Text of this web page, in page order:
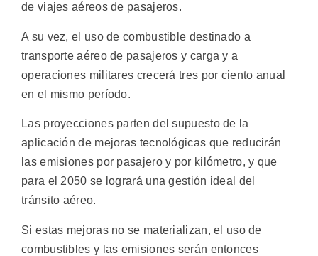
de viajes aéreos de pasajeros.
A su vez, el uso de combustible destinado a
transporte aéreo de pasajeros y carga y a
operaciones militares crecerá tres por ciento anual
en el mismo período.
Las proyecciones parten del supuesto de la
aplicación de mejoras tecnológicas que reducirán
las emisiones por pasajero y por kilómetro, y que
para el 2050 se logrará una gestión ideal del
tránsito aéreo.
Si estas mejoras no se materializan, el uso de
combustibles y las emisiones serán entonces